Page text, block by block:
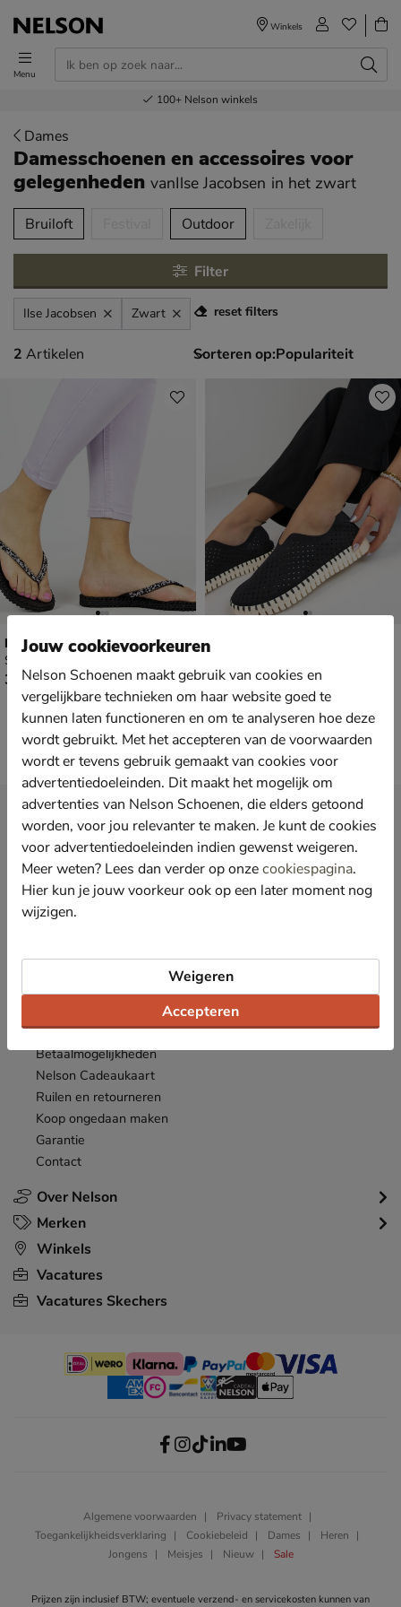
Menu
Winkels
Voor 23.00u besteld,volgende dag in huis
Gratisverzending en retour
Bestel nu,betaal later
100+ Nelson winkels
Dames
Damesschoenen en accessoires voor
gelegenheden vanIlse Jacobsen in het zwart
over
Bruiloft Outdoor
Filter
Ilse Jacobsen Zwart reset filters
2 artikelen
2 Artikelen Sorteren op:
Ilse Jacobsen Cheerful
Slippers - zwart
€ 39,99
39 ,99
Ilse Jacobsen Tulip
€ 74,99
74,99
Over Nelson
Bestellen
Betaalmogelijkheden
Nelson Cadeaukaart
Ruilen en retourneren
Koop ongedaan maken
Garantie
Contact
Merken
Winkels
Vacatures
Vacatures Skechers
Nieuwsbrief
Ontvang € 10,- welkomstkorting*
en blijf op de hoogte van leuke
acties en aanbiedingen!
E-mailadres Inschrijven
Algemene voorwaarden
Privacy statement
Toegankelijkheidsverklaring
Cookiebeleid Dames
Heren
Jongens
Meisjes Nieuw Sale
Prijzen zijn inclusief BTW; eventuele verzend- en servicekosten kunnen van
Jouw cookievoorkeuren
Nelson Schoenen maakt gebruik van cookies en
vergelijkbare technieken om haar website goed te
kunnen laten functioneren en om te analyseren hoe deze
wordt gebruikt. Met het accepteren van de voorwaarden
wordt er tevens gebruik gemaakt van cookies voor
advertentiedoeleinden. Dit maakt het mogelijk om
advertenties van Nelson Schoenen, die elders getoond
worden, voor jou relevanter te maken. Je kunt de cookies
voor advertentiedoeleinden indien gewenst weigeren.
Meer weten? Lees dan verder op onzecookiespagina.
Hier kun je jouw voorkeur ook op een later moment nog
wijzigen.
Accepteren
Weigeren